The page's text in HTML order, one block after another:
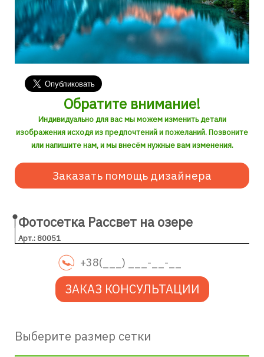
Обратите внимание!
Индивидуально для вас мы можем изменить детали
изображения исходя из предпочтений и пожеланий. Позвоните
или напишите нам, и мы внесём нужные вам изменения.
Заказать помощь дизайнера
Фотосетка Рассвет на озере
Арт.: 80051
ЗАКАЗ КОНСУЛЬТАЦИИ
Выберите размер сетки